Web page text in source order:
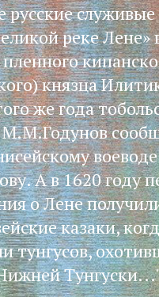
русские
реке Лене»
князца
же года
М.М.Годунов
А в 1620 году
о Лене
казаки,
тунгусов,